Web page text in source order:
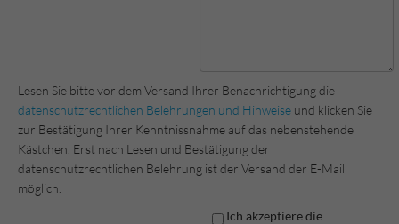
Lesen Sie bitte vor dem Versand Ihrer Benachrichtigung die
datenschutzrechtlichen Belehrungen und Hinweise und klicken Sie
zur Bestätigung Ihrer Kenntnissnahme auf das nebenstehende
Kästchen. Erst nach Lesen und Bestätigung der
datenschutzrechtlichen Belehrung ist der Versand der E-Mail
möglich.
Ich akzeptiere die